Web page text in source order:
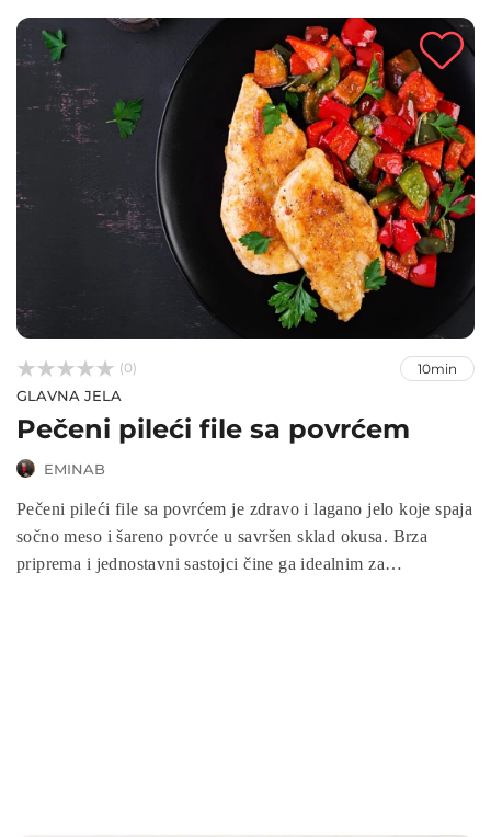


 (0) 10min
GLAVNA JELA
Pečeni pileći file sa povrćem
EMINAB
Pečeni pileći file sa povrćem je zdravo i lagano jelo koje spaja
sočno meso i šareno povrće u savršen sklad okusa. Brza
priprema i jednostavni sastojci čine ga idealnim za